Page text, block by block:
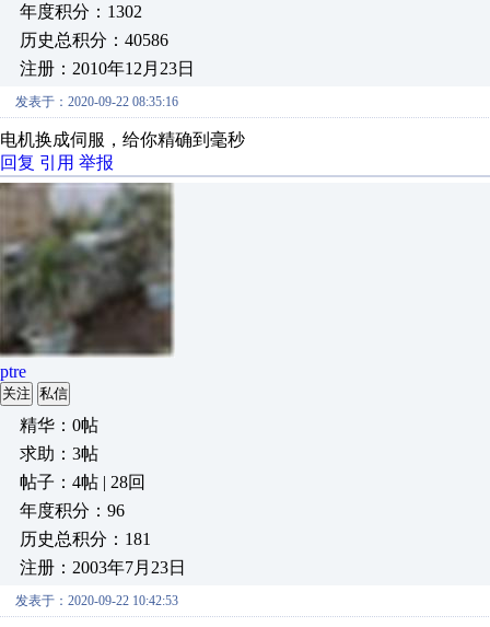
年度积分：1302
历史总积分：40586
注册：2010年12月23日
发表于：2020-09-22 08:35:16
电机换成伺服，给你精确到毫秒
回复 引用 举报
ptre
关注 私信
精华：0帖
求助：3帖
帖子：4帖 | 28回
年度积分：96
历史总积分：181
注册：2003年7月23日
发表于：2020-09-22 10:42:53